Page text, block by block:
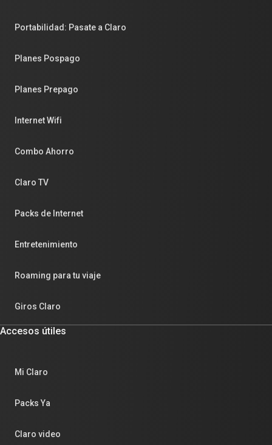
Portabilidad: Pasate a Claro
Planes Pospago
Planes Prepago
Internet Wifi
Combo Ahorro
Claro TV
Packs de Internet
Entretenimiento
Roaming para tu viaje
Giros Claro
Accesos útiles
Mi Claro
Packs Ya
Claro video